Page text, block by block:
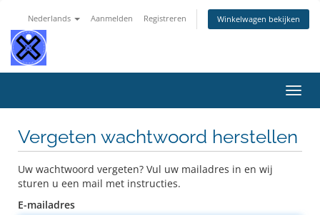
Nederlands Aanmelden Registreren Winkelwagen bekijken
in-/
Vergeten wachtwoord herstellen
Uw wachtwoord vergeten? Vul uw mailadres in en wij
sturen u een mail met instructies.
E-mailadres